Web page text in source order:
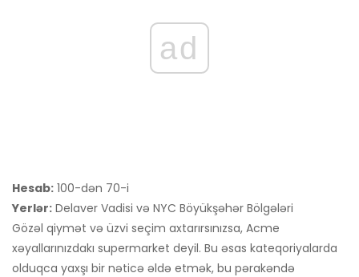
ad
Hesab: 100-dən 70-i
Yerlər: Delaver Vadisi və NYC Böyükşəhər Bölgələri
Gözəl qiymət və üzvi seçim axtarırsınızsa, Acme
xəyallarınızdakı supermarket deyil. Bu əsas kateqoriyalarda
olduqca yaxşı bir nəticə əldə etmək, bu pərakəndə